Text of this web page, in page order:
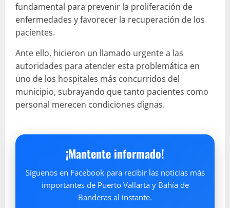
fundamental para prevenir la proliferación de
enfermedades y favorecer la recuperación de los
pacientes.
Ante ello, hicieron un llamado urgente a las
autoridades para atender esta problemática en
uno de los hospitales más concurridos del
municipio, subrayando que tanto pacientes como
personal merecen condiciones dignas.
¡Mantente informado!
Síguenos en Facebook para recibir las noticias más
importantes de Puerto Vallarta y Bahía de
Banderas al instante.